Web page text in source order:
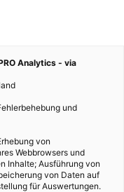
Analytics - via
und
von
Webbrowsers und
Inhalte; Ausführung von
von Daten auf
für Auswertungen.